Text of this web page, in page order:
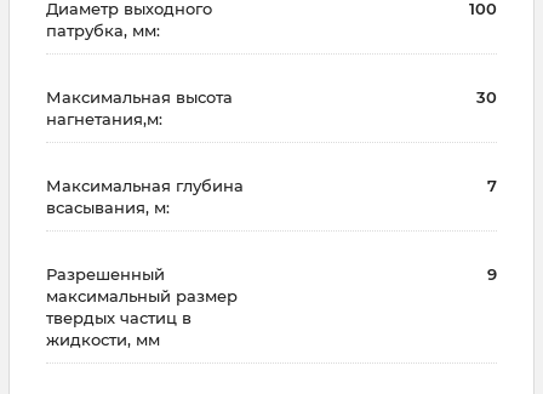
Диаметр выходного
патрубка, мм:
100
Максимальная высота
нагнетания,м:
30
Максимальная глубина
всасывания, м:
7
Разрешенный
максимальный размер
твердых частиц в
жидкости, мм
9